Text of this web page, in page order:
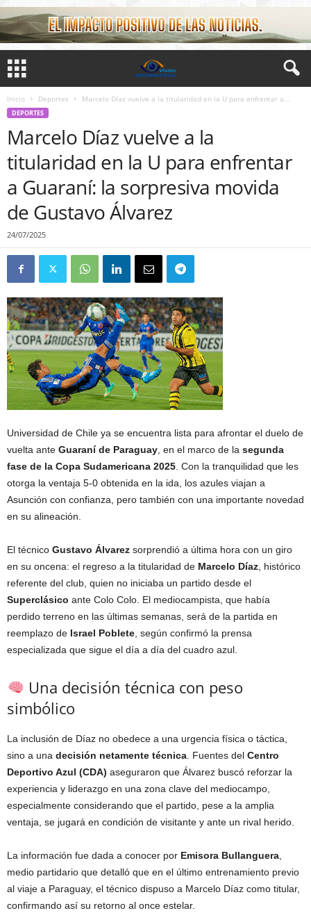
Inicio Deportes Marcelo Díaz vuelve a la titularidad en la U para enfrentar a...
DEPORTES
Marcelo Díaz vuelve a la
titularidad en la U para enfrentar
a Guaraní: la sorpresiva movida
de Gustavo Álvarez
24/07/2025
Universidad de Chile ya se encuentra lista para afrontar el duelo de
vuelta ante Guaraní de Paraguay , en el marco de la segunda
fase de la Copa Sudamericana 2025 . Con la tranquilidad que les
otorga la ventaja 5-0 obtenida en la ida, los azules viajan a
Asunción con confianza, pero también con una importante novedad
en su alineación.
El técnico Gustavo Álvarez sorprendió a última hora con un giro
en su oncena: el regreso a la titularidad de Marcelo Díaz , histórico
referente del club, quien no iniciaba un partido desde el
Superclásico ante Colo Colo. El mediocampista, que había
perdido terreno en las últimas semanas, será de la partida en
reemplazo de Israel Poblete , según confirmó la prensa
especializada que sigue el día a día del cuadro azul.
Una decisión técnica con peso
simbólico
La inclusión de Díaz no obedece a una urgencia física o táctica,
sino a una decisión netamente técnica . Fuentes del Centro
Deportivo Azul (CDA) aseguraron que Álvarez buscó reforzar la
experiencia y liderazgo en una zona clave del mediocampo,
especialmente considerando que el partido, pese a la amplia
ventaja, se jugará en condición de visitante y ante un rival herido.
La información fue dada a conocer por Emisora Bullanguera
medio partidario que detalló que en el último entrenamiento previo
al viaje a Paraguay, el técnico dispuso a Marcelo Díaz como titular,
confirmando así su retorno al once estelar.